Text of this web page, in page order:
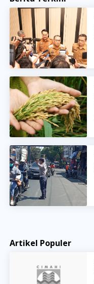
Artikel Populer